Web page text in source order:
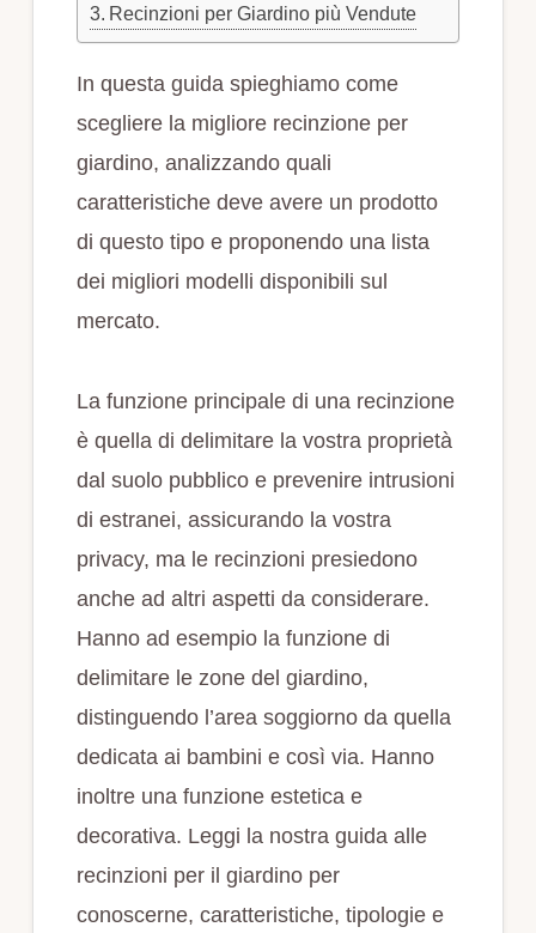
Recinzioni per Giardino più Vendute
In questa guida spieghiamo come
scegliere la migliore recinzione per
giardino, analizzando quali
caratteristiche deve avere un prodotto
di questo tipo e proponendo una lista
dei migliori modelli disponibili sul
mercato.
La funzione principale di una recinzione
è quella di delimitare la vostra proprietà
dal suolo pubblico e prevenire intrusioni
di estranei, assicurando la vostra
privacy, ma le recinzioni presiedono
anche ad altri aspetti da considerare.
Hanno ad esempio la funzione di
delimitare le zone del giardino,
distinguendo l’area soggiorno da quella
dedicata ai bambini e così via. Hanno
inoltre una funzione estetica e
decorativa. Leggi la nostra guida alle
recinzioni per il giardino per
conoscerne, caratteristiche, tipologie e